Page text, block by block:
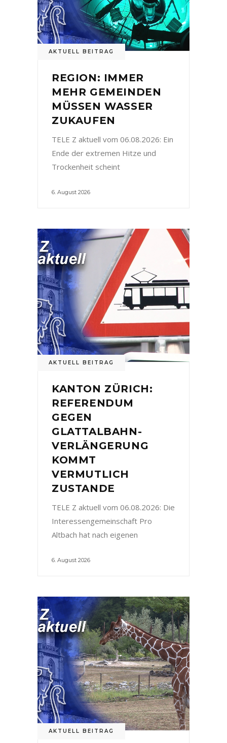
AKTUELL BEITRAG
REGION: IMMER
MEHR GEMEINDEN
MÜSSEN WASSER
ZUKAUFEN
TELE Z aktuell vom 06.08.2026: Ein
Ende der extremen Hitze und
Trockenheit scheint
6. August 2026
AKTUELL BEITRAG
KANTON ZÜRICH:
REFERENDUM
GEGEN
GLATTALBAHN-
VERLÄNGERUNG
KOMMT
VERMUTLICH
ZUSTANDE
TELE Z aktuell vom 06.08.2026: Die
Interessengemeinschaft Pro
Altbach hat nach eigenen
6. August 2026
AKTUELL BEITRAG